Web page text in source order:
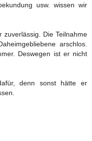
usw. wissen wir
Die Teilnahme
arschlos.
Deswegen ist er nicht
denn sonst hätte er